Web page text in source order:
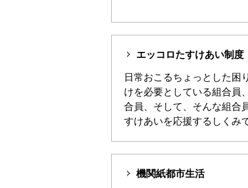
エッコロたすけあい制度
日常おこるちょっとした困
けを必要としている組合員
合員、そして、そんな組合
すけあいを応援するしくみ
機関紙都市生活